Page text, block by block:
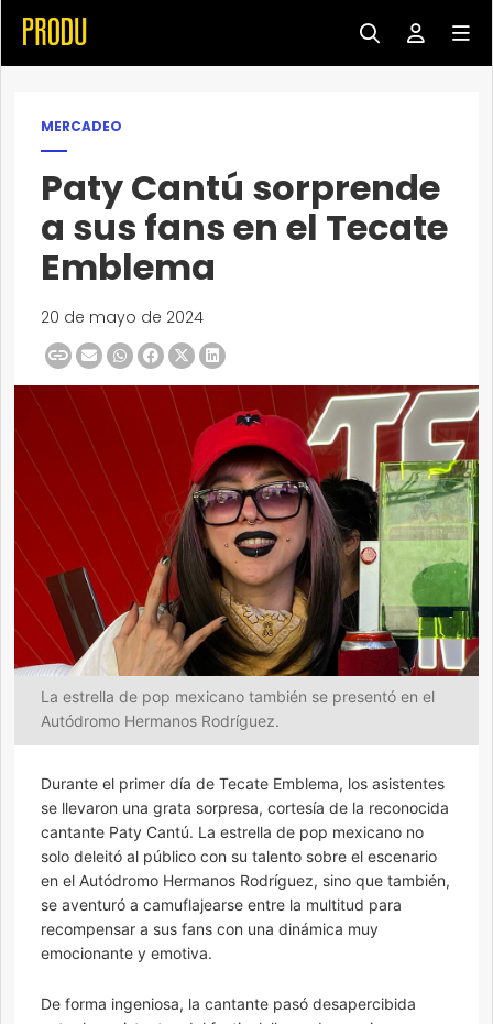
MERCADEO
Paty Cantú sorprende
a sus fans en el Tecate
Emblema
20 de mayo de 2024
La estrella de pop mexicano también se presentó en el
Autódromo Hermanos Rodríguez.
Durante el primer día de Tecate Emblema, los asistentes
se llevaron una grata sorpresa, cortesía de la reconocida
cantante Paty Cantú. La estrella de pop mexicano no
solo deleitó al público con su talento sobre el escenario
en el Autódromo Hermanos Rodríguez, sino que también,
se aventuró a camuflajearse entre la multitud para
recompensar a sus fans con una dinámica muy
emocionante y emotiva.
De forma ingeniosa, la cantante pasó desapercibida